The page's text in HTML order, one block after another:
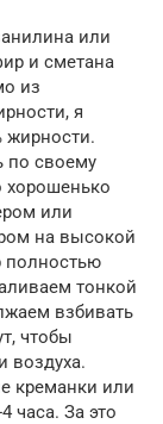
или
и сметана
из
я
жирности.
по своему
хорошенько
или
на высокой
полностью
тонкой
взбивать
чтобы
воздуха.
креманки или
часа. За это